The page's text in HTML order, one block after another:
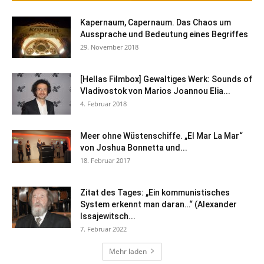
Kapernaum, Capernaum. Das Chaos um
Aussprache und Bedeutung eines Begriffes
29. November 2018
[Hellas Filmbox] Gewaltiges Werk: Sounds of
Vladivostok von Marios Joannou Elia...
4. Februar 2018
Meer ohne Wüstenschiffe. „El Mar La Mar“
von Joshua Bonnetta und...
18. Februar 2017
Zitat des Tages: „Ein kommunistisches
System erkennt man daran…“ (Alexander
Issajewitsch...
7. Februar 2022
Mehr laden